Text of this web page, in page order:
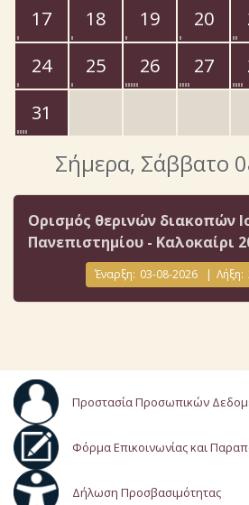
17
18 19 20
24
25 26 27
31
Σήμερα, Σάββατο
Ορισμός θερινών διακοπών
Πανεπιστημίου - Καλοκαίρι
Έναρξη: 03-08-2026 | Λήξη:
Προστασία Προσωπικών
Φόρμα Επικοινωνίας και
Δήλωση Προσβασιμότητας